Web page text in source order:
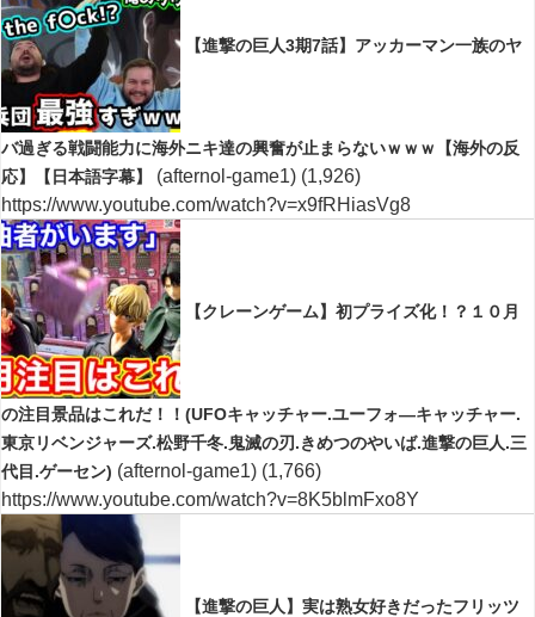
【進撃の巨人3期7話】アッカーマン一族のヤ
バ過ぎる戦闘能力に海外ニキ達の興奮が止まらないｗｗｗ【海外の反
応】【日本語字幕】
(afternol-game1) (1,926)
https://www.youtube.com/watch?v=x9fRHiasVg8
【クレーンゲーム】初プライズ化！？１０月
の注目景品はこれだ！！(UFOキャッチャー.ユーフォ―キャッチャー.
東京リベンジャーズ.松野千冬.鬼滅の刃.きめつのやいば.進撃の巨人.三
代目.ゲーセン) (afternol-game1) (1,766)
https://www.youtube.com/watch?v=8K5blmFxo8Y
【進撃の巨人】実は熟女好きだったフリッツ